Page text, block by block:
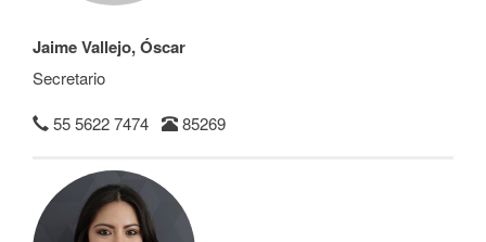
Jaime Vallejo, Óscar
Secretario
55 5622 7474
85269